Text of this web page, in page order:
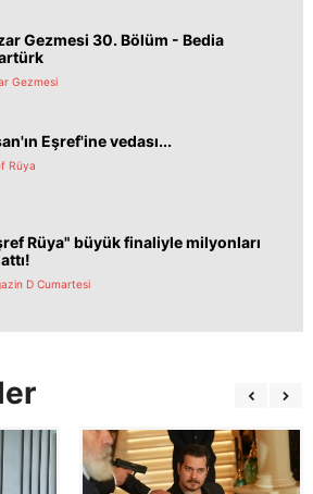
Gezmesi 30. Bölüm - Bedia
Gezmesi
Eşref'ine vedası...
Rüya
Rüya" büyük finaliyle milyonları
D Cumartesi